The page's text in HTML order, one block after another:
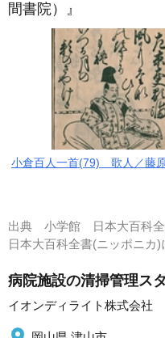
間書院）』
小倉百人一首(79) 歌人／藤
出典 小学館 日本大百科全
日本大百科全書(ニッポニ
病院施設の清掃管理ス
イオンディライト株式会社